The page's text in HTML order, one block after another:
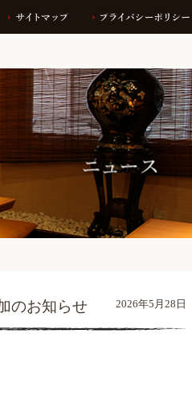
のお知らせ 2026年5月28日